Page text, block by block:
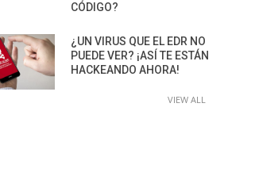
CÓDIGO?
¿UN VIRUS QUE EL EDR NO
PUEDE VER? ¡ASÍ TE ESTÁN
HACKEANDO AHORA!
VIEW ALL